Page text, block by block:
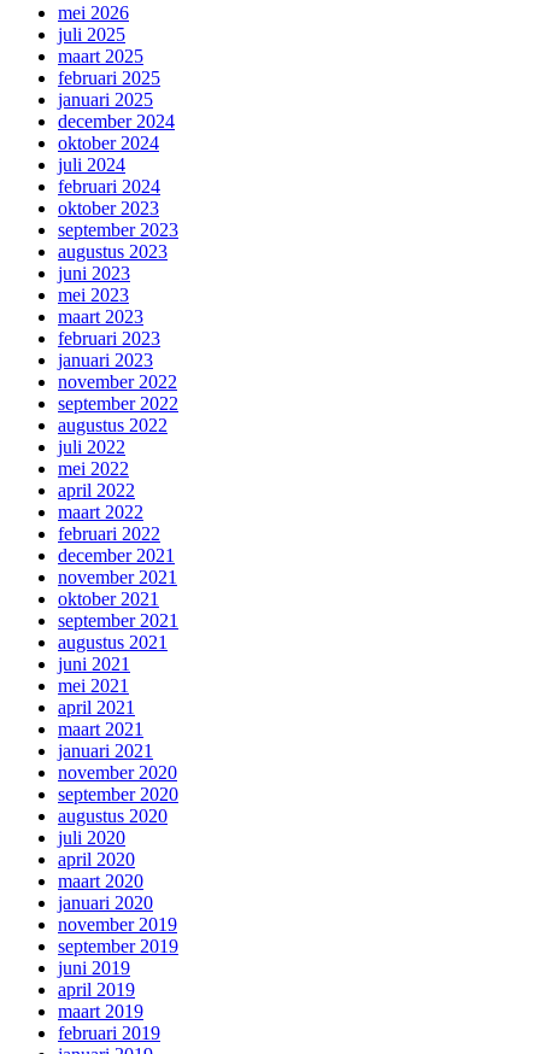
mei 2026
juli 2025
maart 2025
februari 2025
januari 2025
december 2024
oktober 2024
juli 2024
februari 2024
oktober 2023
september 2023
augustus 2023
juni 2023
mei 2023
maart 2023
februari 2023
januari 2023
november 2022
september 2022
augustus 2022
juli 2022
mei 2022
april 2022
maart 2022
februari 2022
december 2021
november 2021
oktober 2021
september 2021
augustus 2021
juni 2021
mei 2021
april 2021
maart 2021
januari 2021
november 2020
september 2020
augustus 2020
juli 2020
april 2020
maart 2020
januari 2020
november 2019
september 2019
juni 2019
april 2019
maart 2019
februari 2019